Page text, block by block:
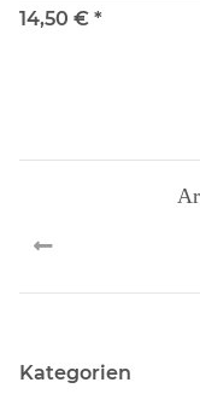
Yd. (ca 457m) -
14,50 € *
Kategorien